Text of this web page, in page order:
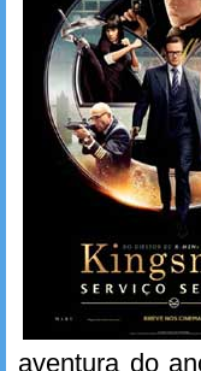
aventura do